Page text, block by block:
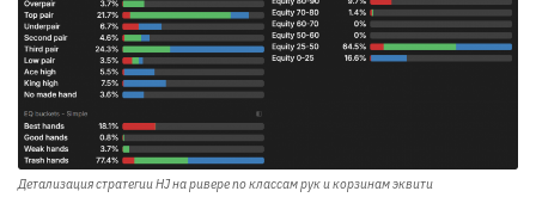
Детализация стратегии HJ на ривере по классам рук и корзинам эквити